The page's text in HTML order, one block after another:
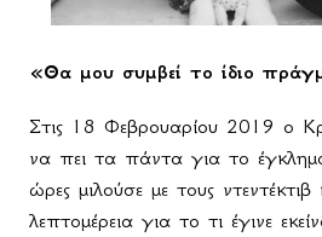
«Θα μου συμβεί το ίδιο
Στις 18 Φεβρουαρίου 2019 ο
να πει τα πάντα για το
ώρες μιλούσε με τους
λεπτομέρεια για το τι έγινε